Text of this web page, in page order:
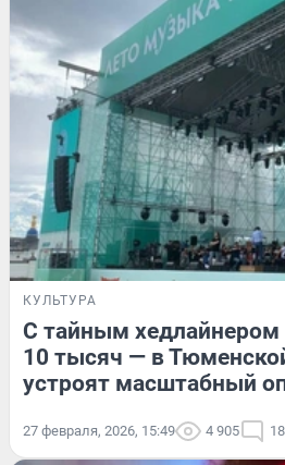
КУЛЬТУРА
С тайным хедлайнером
10 тысяч — в
устроят масштабный
27 февраля, 2026, 15:49 4 905 18